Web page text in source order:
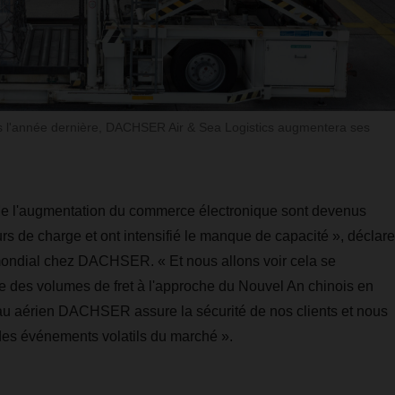
l'augmentation du commerce électronique sont devenus
de charge et ont intensifié le manque de capacité », déclare
chez DACHSER. « Et nous allons voir cela se
des volumes de fret à l'approche du Nouvel An chinois en
aérien DACHSER assure la sécurité de nos clients et nous
événements volatils du marché ».